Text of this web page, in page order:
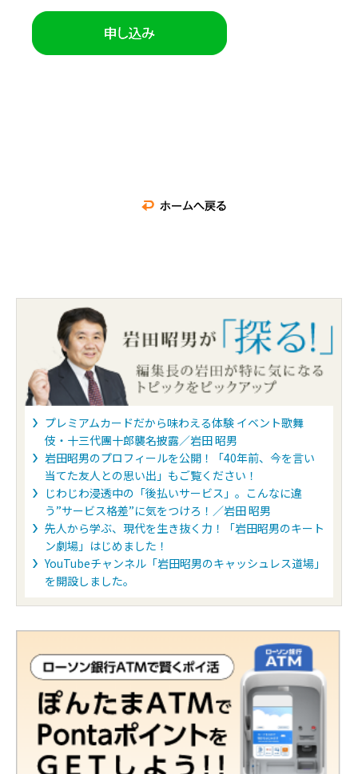
プレミアムカードだから味わえる体験 イベント歌舞
伎・十三代團十郎襲名披露／岩田 昭男
岩田昭男のプロフィールを公開！「40年前、今を言い
当てた友人との思い出」もご覧ください！
じわじわ浸透中の「後払いサービス」。こんなに違
う”サービス格差”に気をつけろ！／岩田 昭男
先人から学ぶ、現代を生き抜く力！「岩田昭男のキート
ン劇場」はじめました！
YouTubeチャンネル「岩田昭男のキャッシュレス道場」
を開設しました。